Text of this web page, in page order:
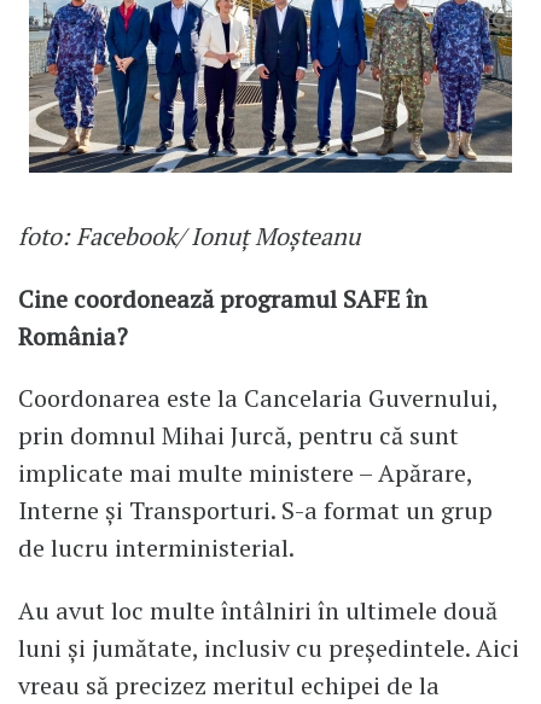
foto: Facebook/ Ionuț Moșteanu
Cine coordonează programul SAFE în
România?
Coordonarea este la Cancelaria Guvernului,
prin domnul Mihai Jurcă, pentru că sunt
implicate mai multe ministere – Apărare,
Interne și Transporturi. S-a format un grup
de lucru interministerial.
Au avut loc multe întâlniri în ultimele două
luni și jumătate, inclusiv cu președintele. Aici
vreau să precizez meritul echipei de la